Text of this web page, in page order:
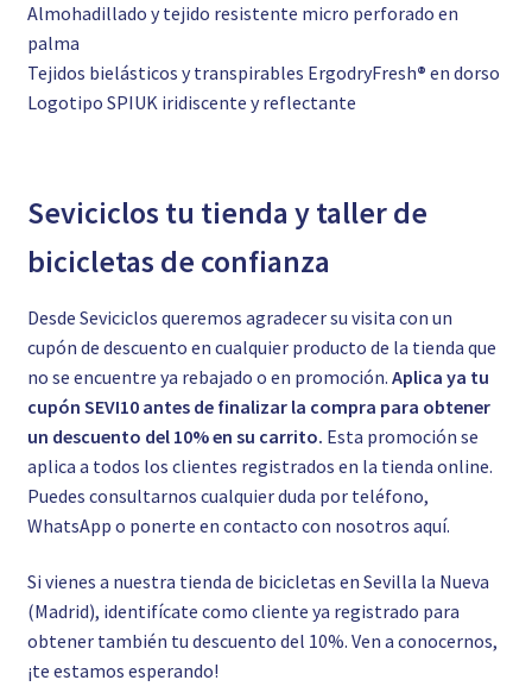
Almohadillado y tejido resistente micro perforado en
palma
Tejidos bielásticos y transpirables ErgodryFresh® en dorso
Logotipo SPIUK iridiscente y reflectante
Seviciclos tu tienda y taller de
bicicletas de confianza
Desde Seviciclos queremos agradecer su visita con un
cupón de descuento en cualquier producto de la tienda que
no se encuentre ya rebajado o en promoción. Aplica ya tu
cupón SEVI10 antes de finalizar la compra para obtener
un descuento del 10% en su carrito. Esta promoción se
aplica a todos los clientes registrados en la tienda online.
Puedes consultarnos cualquier duda por teléfono,
WhatsApp o ponerte en contacto con nosotros aquí.
Si vienes a nuestra tienda de bicicletas en Sevilla la Nueva
(Madrid), identifícate como cliente ya registrado para
obtener también tu descuento del 10%. Ven a conocernos,
¡te estamos esperando!